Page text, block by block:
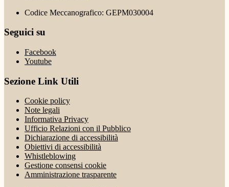
Codice Meccanografico: GEPM030004
Seguici su
Facebook
Youtube
Sezione Link Utili
Cookie policy
Note legali
Informativa Privacy
Ufficio Relazioni con il Pubblico
Dichiarazione di accessibilità
Obiettivi di accessibilità
Whistleblowing
Gestione consensi cookie
Amministrazione trasparente